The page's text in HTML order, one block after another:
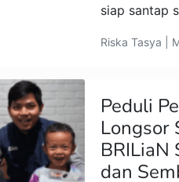
siap santap
Riska Tasya |
Peduli
Longsor
BRILiaN
dan